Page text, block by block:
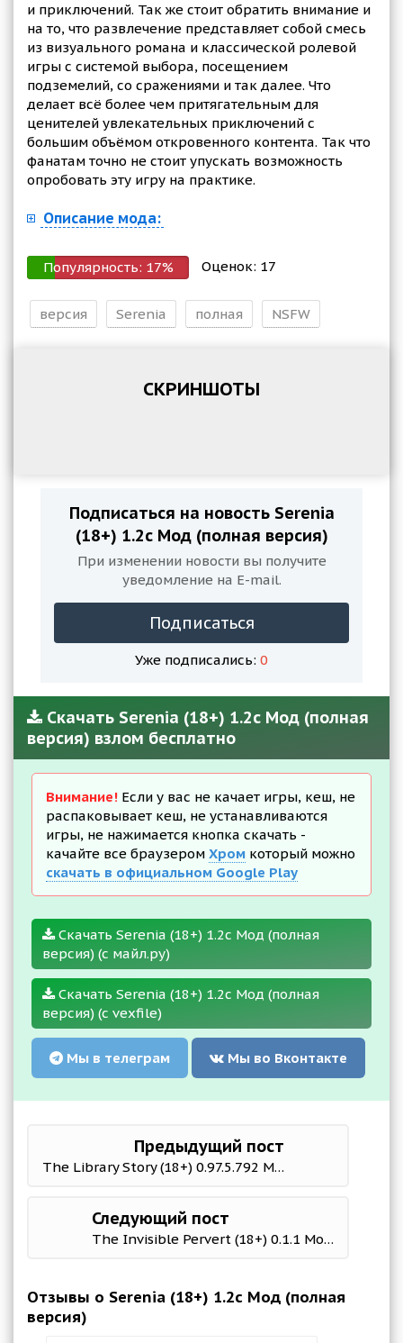
и приключений. Так же стоит обратить внимание и
на то, что развлечение представляет собой смесь
из визуального романа и классической ролевой
игры с системой выбора, посещением
подземелий, со сражениями и так далее. Что
делает всё более чем притягательным для
ценителей увлекательных приключений с
большим объёмом откровенного контента. Так что
фанатам точно не стоит упускать возможность
опробовать эту игру на практике.
Описание мода:
Популярность: 17% Оценок: 17
версия Serenia полная NSFW
СКРИНШОТЫ
Подписаться на новость Serenia
(18+) 1.2c Мод (полная версия)
При изменении новости вы получите
уведомление на E-mail.
Подписаться
Уже подписались: 0
Скачать Serenia (18+) 1.2c Мод (полная
версия) взлом бесплатно
Внимание! Если у вас не качает игры, кеш, не
распаковывает кеш, не устанавливаются
игры, не нажимается кнопка скачать -
качайте все браузером Хром который можно
скачать в официальном Google Play
Скачать Serenia (18+) 1.2c Мод (полная
версия) (с майл.ру)
Скачать Serenia (18+) 1.2c Мод (полная
версия) (с vexfile)
Мы в телеграм Мы во Вконтакте
Предыдущий пост
The Library Story (18+) 0.97.5.792 Mod (полная версия)
Следующий пост
The Invisible Pervert (18+) 0.1.1 Мод (полная версия)
Отзывы о Serenia (18+) 1.2c Мод (полная
версия)